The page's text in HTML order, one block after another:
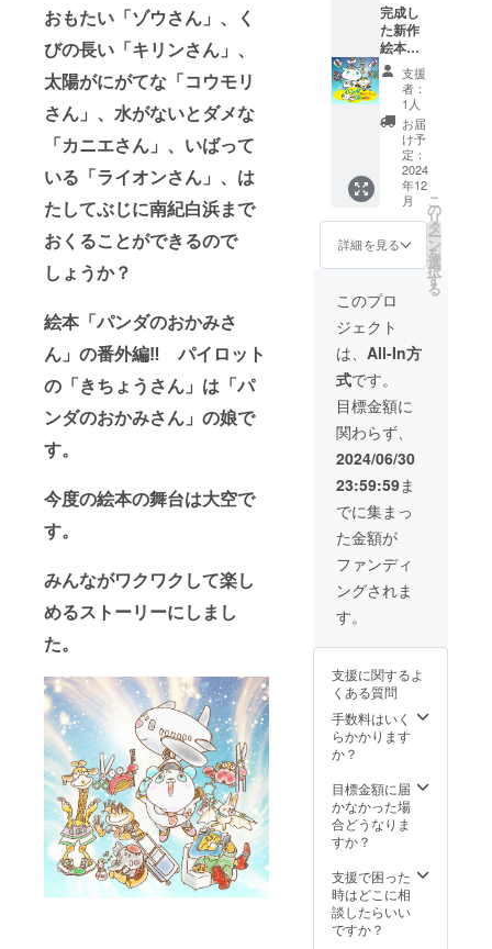
おもたい「ゾウさん」、く
びの長い「キリンさん」、
太陽がにがてな「コウモリ
さん」、水がないとダメな
「カニエさん」、いばって
いる「ライオンさん」、は
たしてぶじに南紀白浜まで
おくることができるので
しょうか？
絵本「パンダのおかみさ
ん」の番外編‼ パイロット
の「きちょう さん」は「パ
ンダのおかみさん」の娘で
す。
今度の絵本の舞台は大空で
す。
みんながワクワクして楽し
めるストーリーにしまし
た。
完成し
た新作
絵本
「パン
ダのぱ
いろっ
と 空
のた
び」の
作者の
サイン
入り絵
本を必
ず提
供、発
送しま
す。 画
像は絵
本「パ
ンダの
ぱい
ろっ
と 空
のた
び」の
仮の表
紙で
す。 そ
れに加
え、絵
本「パ
ンダの
ぱい
ろっ
び」の
ページ
に、 協
力者と
して、
サポー
絵本の
キャラ
クター
名と一
お名前
か企業
名、メ
ディア
支援
者：
1人
お届
け予
定：
2024
年12
月
詳細を見る
こ
の
リ
タ
ー
ン
を
選
択
す
る
このプロ
ジェクト
は、 All-In方
式です。
目標金額に
関わらず、
2024/06/30
23:59:59ま
でに集まっ
た金額が
ファンディ
ングされま
す。
支援に関するよ
くある質問
手数料はいく
らかかります
か？
目標金額に届
かなかった場
合どうなりま
すか？
支援で困った
時はどこに相
談したらいい
ですか？